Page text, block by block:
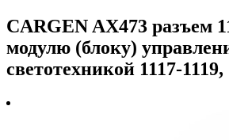
CARGEN AX473 разъем
модулю (блоку)
светотехникой 1117-1119,